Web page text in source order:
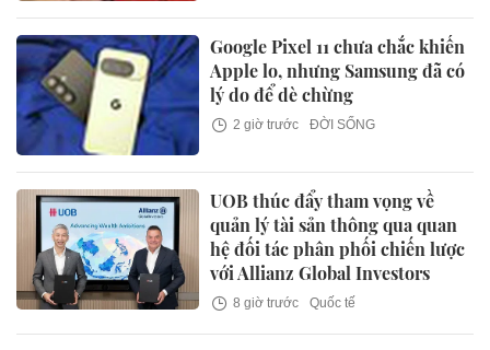
Google Pixel 11 chưa chắc khiến
Apple lo, nhưng Samsung đã có
lý do để dè chừng
2 giờ trước ĐỜI SỐNG
UOB thúc đẩy tham vọng về
quản lý tài sản thông qua quan
hệ đối tác phân phối chiến lược
với Allianz Global Investors
8 giờ trước Quốc tế